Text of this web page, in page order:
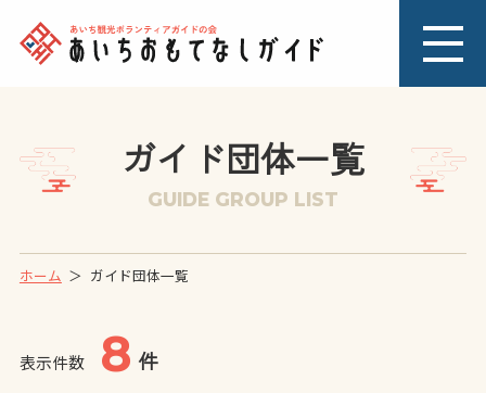
ガイド団体一覧
GUIDE GROUP LIST
ホーム ガイド団体一覧
表示件数 8 件